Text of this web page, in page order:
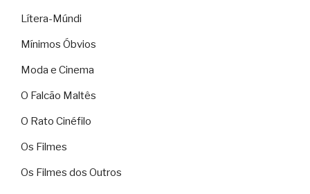
Lítera-Múndi
Mínimos Óbvios
Moda e Cinema
O Falcão Maltês
O Rato Cinéfilo
Os Filmes
Os Filmes dos Outros